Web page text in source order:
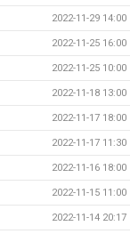
2022-11-29 14:00
2022-11-25 16:00
2022-11-25 10:00
2022-11-18 13:00
2022-11-17 18:00
2022-11-17 11:30
2022-11-16 18:00
2022-11-15 11:00
2022-11-14 20:17